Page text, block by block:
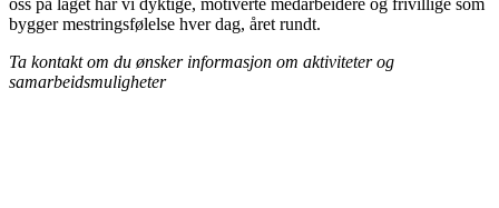
oss på laget har vi dyktige, motiverte medarbeidere og frivillige som
bygger mestringsfølelse hver dag, året rundt.
Ta kontakt om du ønsker informasjon om aktiviteter og
samarbeidsmuligheter